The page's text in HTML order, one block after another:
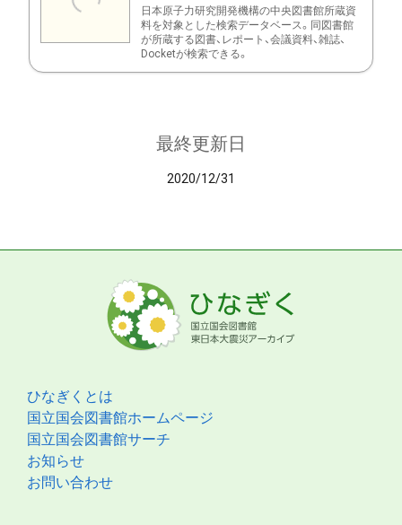
日本原子力研究開発機構の中央図書館所蔵資
料を対象とした検索データベース。同図書館
が所蔵する図書、レポート、会議資料、雑誌、
Docketが検索できる。
最終更新日
2020/12/31
ひなぎくとは
国立国会図書館ホームページ
国立国会図書館サーチ
お知らせ
お問い合わせ